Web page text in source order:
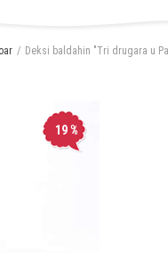
Deksi baldahin "Tri drugara u
19%